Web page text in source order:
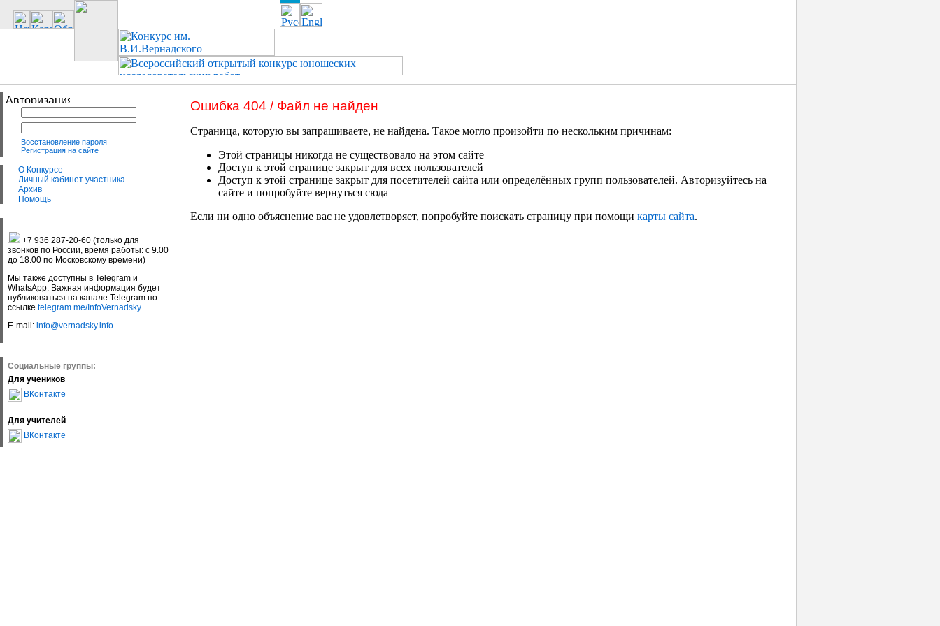
Восстановление пароля
Регистрация на сайте
О Конкурсе
Личный кабинет участника
Архив
Помощь
+7 936 287-20-60 (только для
звонков по России, время работы: с 9.00
до 18.00 по Московскому времени)
Мы также доступны в Telegram и
WhatsApp. Важная информация будет
публиковаться на канале Telegram по
ссылке telegram.me/InfoVernadsky
E-mail: info@vernadsky.info
Социальные группы:
Для учеников
ВКонтакте
Для учителей
ВКонтакте
Ошибка 404 / Файл не найден
Страница, которую вы запрашиваете, не найдена. Такое могло произойти по нескольким причинам:
Этой страницы никогда не существовало на этом сайте
Доступ к этой странице закрыт для всех пользователей
Доступ к этой странице закрыт для посетителей сайта или определённых групп пользователей. Авторизуйтесь на
сайте и попробуйте вернуться сюда
Если ни одно объяснение вас не удовлетворяет, попробуйте поискать страницу при помощи карты сайта.